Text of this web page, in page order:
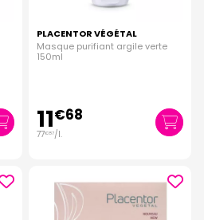
PLACENTOR VÉGÉTAL
Masque purifiant argile verte
150ml
11€68
77€87/l.